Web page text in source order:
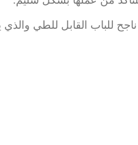
القابل للطي والذي